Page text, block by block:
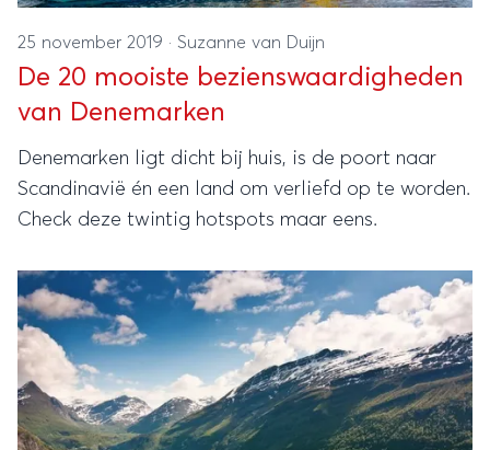
25 november 2019 · Suzanne van Duijn
De 20 mooiste bezienswaardigheden
van Denemarken
Denemarken ligt dicht bij huis, is de poort naar
Scandinavië én een land om verliefd op te worden.
Check deze twintig hotspots maar eens.